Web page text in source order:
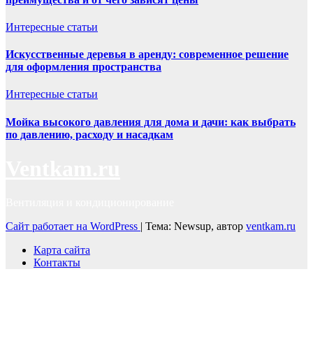
Интересные статьи
Искусственные деревья в аренду: современное решение
для оформления пространства
Интересные статьи
Мойка высокого давления для дома и дачи: как выбрать
по давлению, расходу и насадкам
Сайт работает на WordPress
Тема: Newsup, автор ventkam.ru
Карта сайта
Контакты